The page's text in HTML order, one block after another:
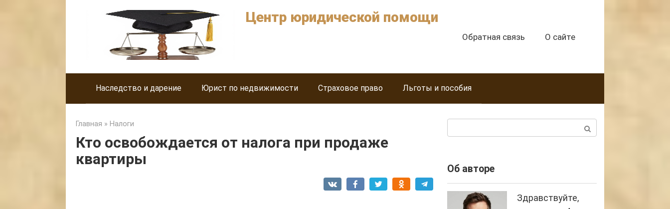
Центр юридической помощи
Обратная связь О сайте
Наследство и дарение Юрист по недвижимости Страховое право Льготы и пособия
Главная » Налоги
Кто освобождается от налога при продаже
квартиры
Об авторе
Здравствуйте,